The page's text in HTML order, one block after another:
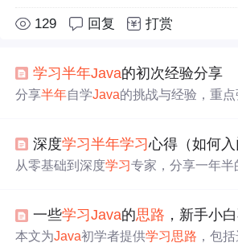
129 回复 打赏
学习半年Java的初次经验分享
分享半年自学Java的挑战与经验，重
深度学习半年学习心得（如何入
从零基础到深度学习专家，分享一年半
性。一些学习Java的思路 ，新手小
本文为Java初学者提供学习思路 ，包